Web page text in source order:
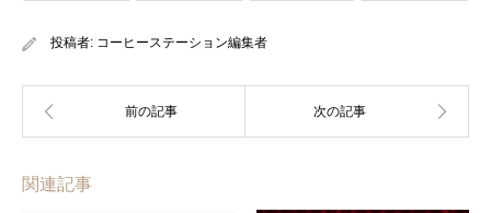
投稿者: コーヒーステーション編集者
関連記事